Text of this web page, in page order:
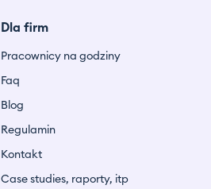
Dla firm
Pracownicy na godziny
Faq
Blog
Regulamin
Kontakt
Case studies, raporty, itp